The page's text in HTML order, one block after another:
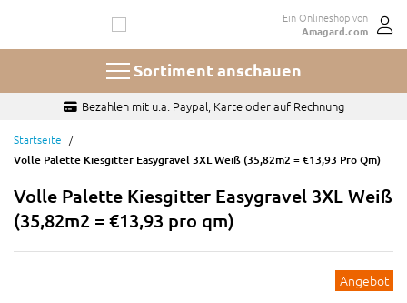
springen
Ein Onlineshop von
Amagard.com
Sortiment anschauen
Bezahlen mit u.a. Paypal, Karte oder auf Rechnung
Startseite
Volle Palette Kiesgitter Easygravel 3XL Weiß (35,82m2 = €13,93 Pro Qm)
Volle Palette Kiesgitter Easygravel 3XL Weiß
(35,82m2 = €13,93 pro qm)
Angebot